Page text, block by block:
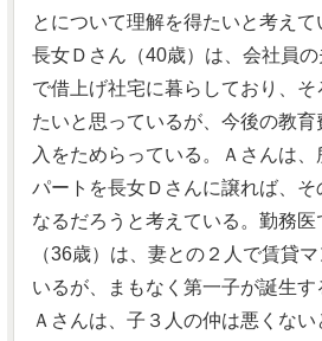
とについて理解を得たいと考えて
長女Ｄさん（40歳）は、会社員
で借上げ社宅に暮らしており、
たいと思っているが、今後の教
入をためらっている。Ａさんは
パートを長女Ｄさんに譲れば、そ
なるだろうと考えている。勤務
（36歳）は、妻との２人で賃貸
いるが、まもなく第一子が誕生す
Ａさんは、子３人の仲は悪くな